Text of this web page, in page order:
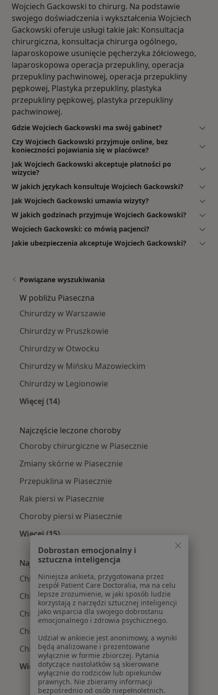
Wojciech Gackowski to chirurg. Na podstawie
swojego doświadczenia i wykształcenia Wojciech
Gackowski oferuje usługi takie jak: Konsultacja
chirurgiczna, konsultacja chirurga ogólnego,
laparoskopowe usunięcie pęcherzyka żółciowego,
laparoskopowa operacja przepukliny, operacja
przepukliny pachwinowej, operacja przepukliny
pępkowej, Plastyka przepukliny, plastyka
przepukliny pępkowej, plastyka przepukliny
pachwinowej.
Gdzie Wojciech Gackowski ma swój gabinet?
Czy Wojciech Gackowski przyjmuje online, bez
konieczności pojawiania się w placówce?
Jak Wojciech Gackowski akceptuje płatności po
wizycie?
W jakich językach konsultuje Wojciech Gackowski?
Jak Wojciech Gackowski umawia wizyty?
W jakich godzinach przyjmuje Wojciech Gackowski?
Wojciech Gackowski: co mówią pacjenci?
Jakie ubezpieczenia akceptuje Wojciech Gackowski?
Powiązane wyszukiwania
W pobliżu Piaseczna
Chirurdzy w Warszawie
Chirurdzy w Pruszkowie
Chirurdzy w Otwocku
Chirurdzy w Mińsku Mazowieckim
Chirurdzy w Legionowie
Więcej (14)
Najczęście leczone choroby
Choroby chirurgiczne w Piasecznie
Zmiany skórne w Piasecznie
Przepuklina w Piasecznie
Rak piersi w Piasecznie
Choroby piersi w Piasecznie
Więcej (15)
Więcej w kategorii: Najczęście leczone
Najpopularniejsze ubezpieczenia
Chirurdzy z Allianz w Piasecznie
Chirurdzy z POLMED w Piasecznie
Chirurdzy z Medicover w Piasecznie
Chirurdzy z PZU Zdrowie w Piasecznie
Chirurdzy z NFZ w Piasecznie
Więcej (7)
Więcej w kategorii: Najpopularniejsze
Dobrostan emocjonalny i
sztuczna inteligencja
Niniejsza ankieta, przygotowana przez
zespół Patient Care Doctoralia, ma na celu
lepsze zrozumienie, w jaki sposób ludzie
korzystają z narzędzi sztucznej inteligencji
jako wsparcia dla swojego dobrostanu
emocjonalnego i zdrowia psychicznego.
Udział w ankiecie jest anonimowy, a wyniki
będą analizowane i prezentowane
wyłącznie w formie zbiorczej. Pytania
dotyczące nastolatków są skierowane
wyłącznie do rodziców lub opiekunów
prawnych. Nie zbieramy informacji
bezpośrednio od osób niepełnoletnich.